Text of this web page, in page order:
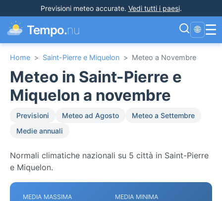
Previsioni meteo accurate. Vedi tutti i paesi.
Tempo.nu 🌐 ☰
Home > Saint-Pierre e Miquelon > Meteo a Novembre
Meteo in Saint-Pierre e
Miquelon a novembre
Previsioni Meteo ad Agosto
Meteo a Settembre
Medie annuali
Normali climatiche nazionali su 5 città in Saint-Pierre
e Miquelon.
MEDIA MASSIMA MEDIA MINIMA